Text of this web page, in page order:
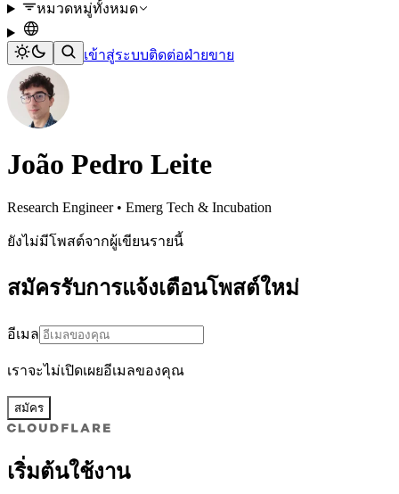
หมวดหมู่ทั้งหมด
เข้าสู่ระบบติดต่อฝ่ายขาย
João Pedro Leite
Research Engineer • Emerg Tech & Incubation
ยังไม่มีโพสต์จากผู้เขียนรายนี้
สมัครรับการแจ้งเตือนโพสต์ใหม่
อีเมล
เราจะไม่เปิดเผยอีเมลของคุณ
สมัคร
เริ่มต้นใช้งาน